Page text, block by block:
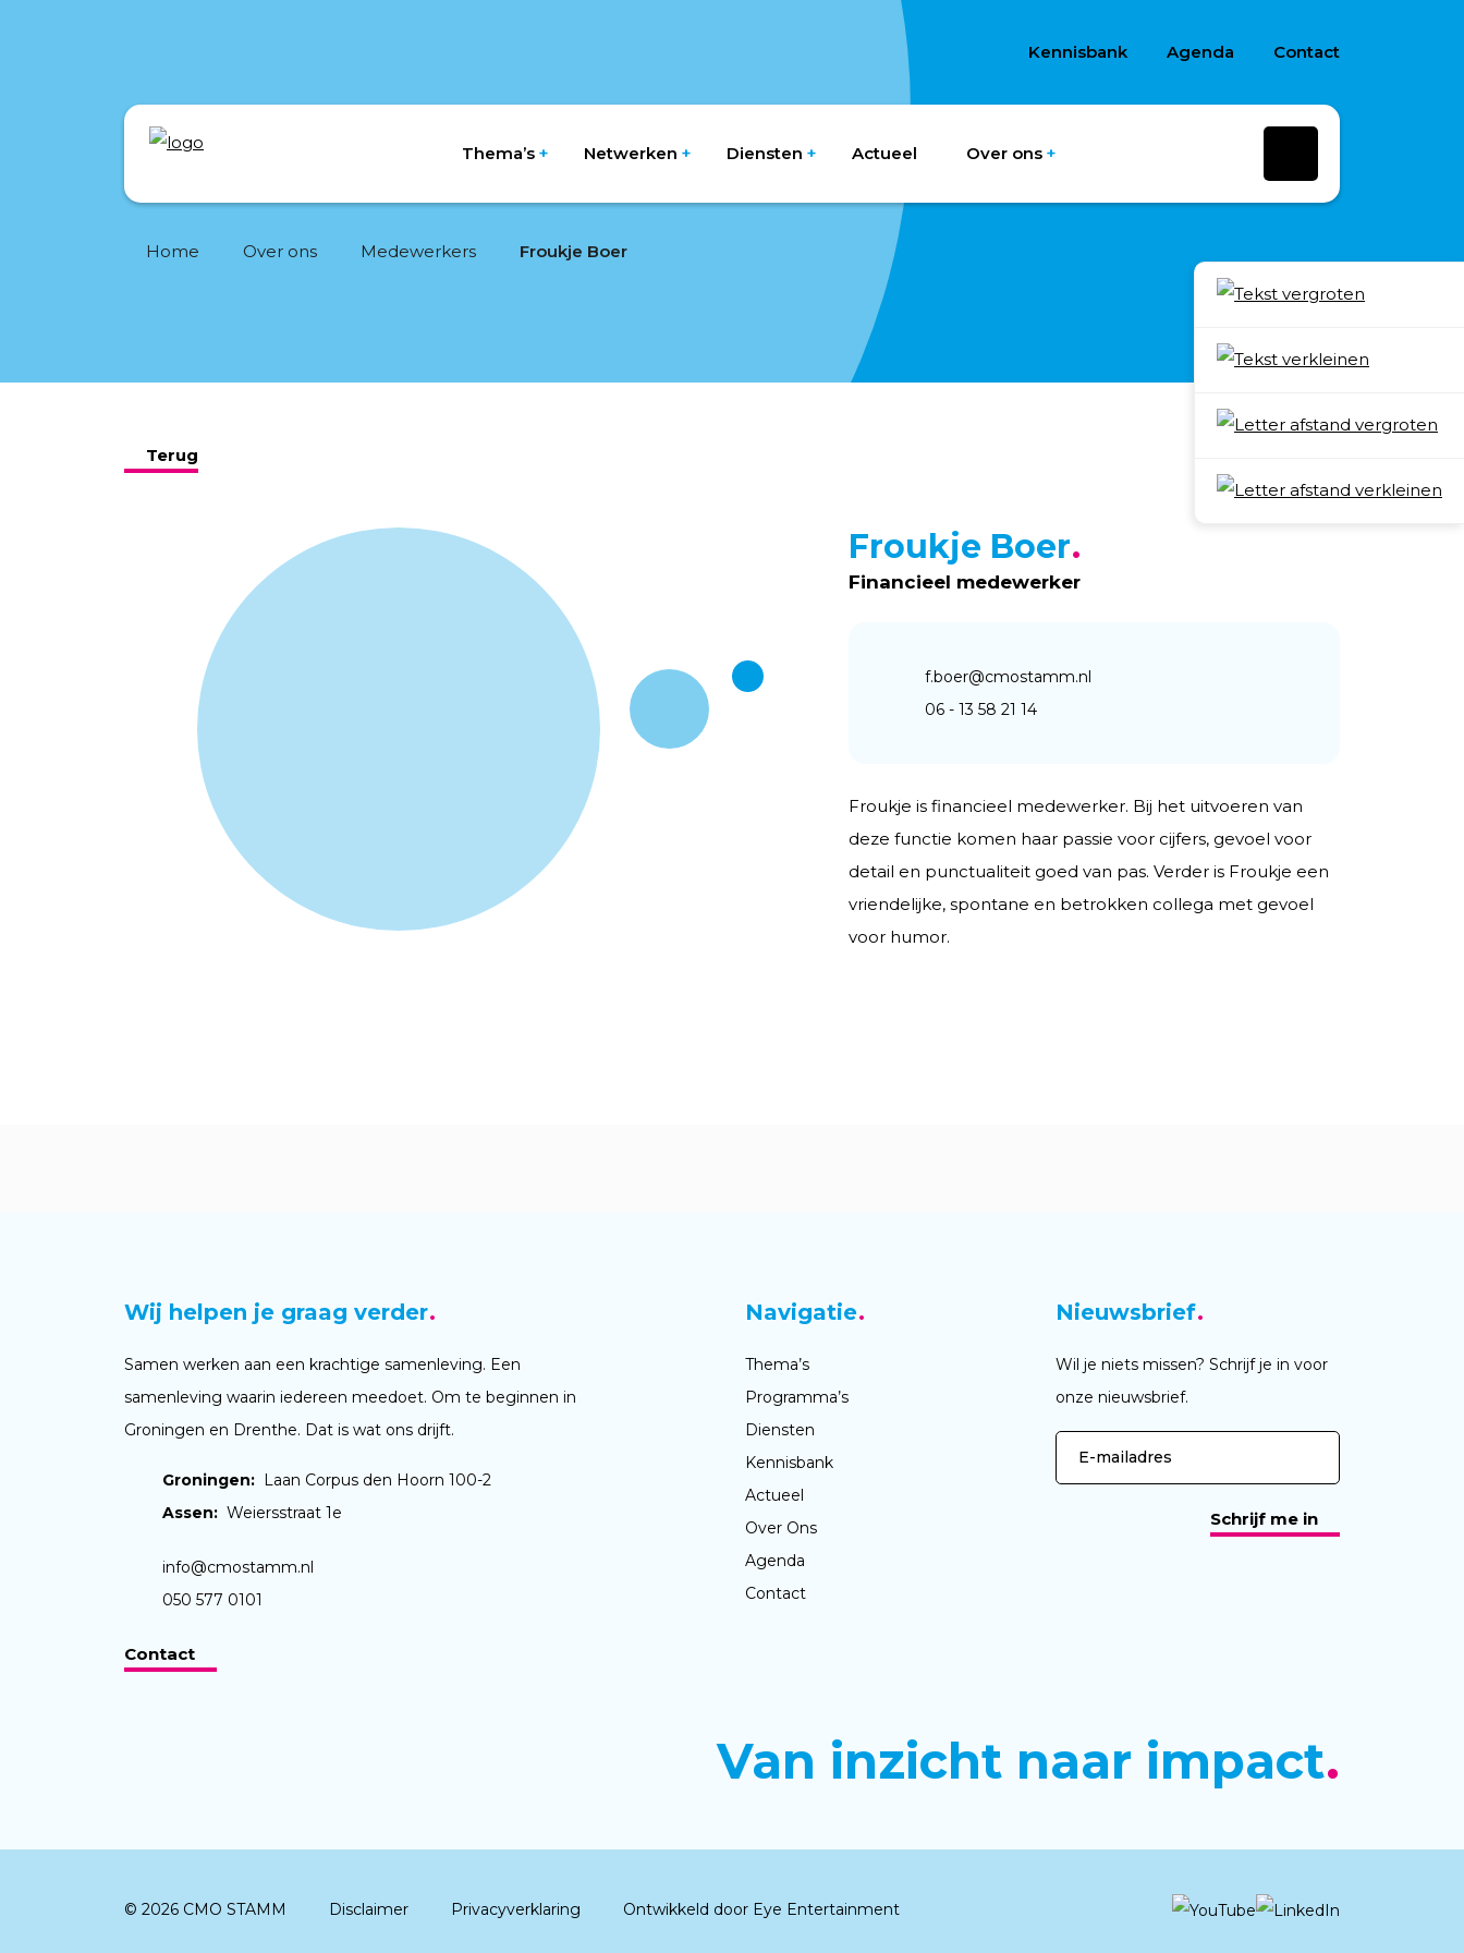
Kennisbank Agenda Contact
Thema’s Netwerken Diensten Actueel Over ons
Home Over ons Medewerkers Froukje Boer
Terug
Deel
Froukje Boer
Financieel medewerker
f.boer@cmostamm.nl
06 - 13 58 21 14
Froukje is financieel medewerker. Bij het uitvoeren van
deze functie komen haar passie voor cijfers, gevoel voor
detail en punctualiteit goed van pas. Verder is Froukje een
vriendelijke, spontane en betrokken collega met gevoel
voor humor.
Wij helpen je graag verder
Samen werken aan een krachtige samenleving. Een
samenleving waarin iedereen meedoet. Om te beginnen in
Groningen en Drenthe. Dat is wat ons drijft.
Groningen: Laan Corpus den Hoorn 100-2
Assen: Weiersstraat 1e
info@cmostamm.nl
050 577 0101
Contact
Navigatie
Thema’s
Programma’s
Diensten
Kennisbank
Actueel
Over Ons
Agenda
Contact
Nieuwsbrief
Wil je niets missen? Schrijf je in voor
onze nieuwsbrief.
Schrijf me in
Van inzicht naar impact
© 2026 CMO STAMM Disclaimer Privacyverklaring Ontwikkeld door Eye Entertainment